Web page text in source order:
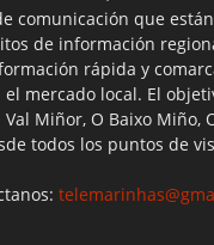
comunicación que
de información
rápida y
mercado local. El
Miñor, O Baixo Miño,
todos los puntos de